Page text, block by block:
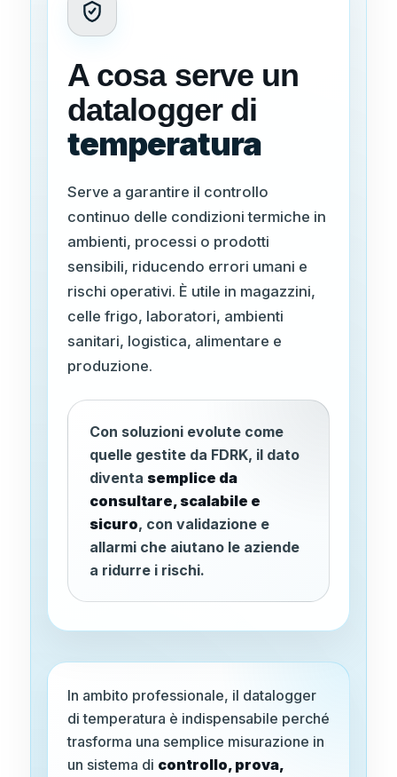
A cosa serve un
datalogger di
temperatura
Serve a garantire il controllo
continuo delle condizioni termiche in
ambienti, processi o prodotti
sensibili, riducendo errori umani e
rischi operativi. È utile in magazzini,
celle frigo, laboratori, ambienti
sanitari, logistica, alimentare e
produzione.
Con soluzioni evolute come
quelle gestite da FDRK, il dato
diventa semplice da
consultare, scalabile e
sicuro, con validazione e
allarmi che aiutano le aziende
a ridurre i rischi.
In ambito professionale, il datalogger
di temperatura è indispensabile perché
trasforma una semplice misurazione in
un sistema di controllo, prova,